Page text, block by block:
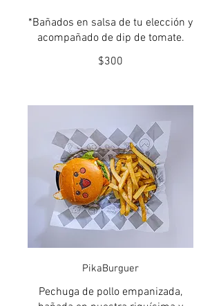
*Bañados en salsa de tu elección y
acompañado de dip de tomate.
$300
PikaBurguer
Pechuga de pollo empanizada,